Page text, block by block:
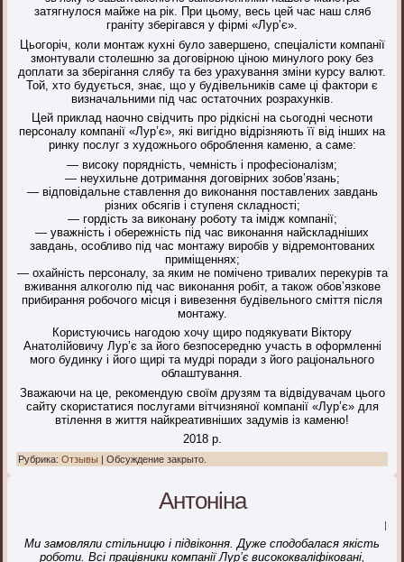
затягнулося майже на рік. При цьому, весь цей час наш сляб
граніту зберігався у фірмі «Лур’є».
Цьогоріч, коли монтаж кухні було завершено, спеціалісти компанії
змонтували столешню за договірною ціною минулого року без
доплати за зберігання слябу та без урахування зміни курсу валют.
Той, хто будується, знає, що у будівельників саме ці фактори є
визначальними під час остаточних розрахунків.
Цей приклад наочно свідчить про рідкісні на сьогодні чесноти
персоналу компанії «Лур’є», які вигідно відрізняють її від інших на
ринку послуг з художнього оброблення каменю, а саме:
— високу порядність, чемність і професіоналізм;
— неухильне дотримання договірних зобов’язань;
— відповідальне ставлення до виконання поставлених завдань
різних обсягів і ступеня складності;
— гордість за виконану роботу та імідж компанії;
— уважність і обережність під час виконання найскладніших
завдань, особливо під час монтажу виробів у відремонтованих
приміщеннях;
— охайність персоналу, за яким не помічено тривалих перекурів та
вживання алкоголю під час виконання робіт, а також обов’язкове
прибирання робочого місця і вивезення будівельного сміття після
монтажу.
Користуючись нагодою хочу щиро подякувати Віктору
Анатолійовичу Лур’є за його безпосередню участь в оформленні
мого будинку і його щирі та мудрі поради з його раціонального
облаштування.
Зважаючи на це, рекомендую своїм друзям та відвідувачам цього
сайту скористатися послугами вітчизняної компанії «Лур’є» для
втілення в життя найкреативніших задумів із каменю!
2018 р.
Рубрика: Отзывы | Обсуждение закрыто.
Антоніна
|
Ми замовляли стільницю і підвіконня. Дуже сподобалася якість
роботи. Всі працівники компанії Лур’є висококваліфіковані,